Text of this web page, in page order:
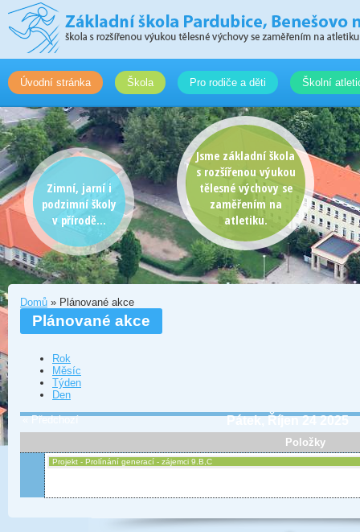
Úvodní stránka Škola Pro rodiče a děti Školní
Zimní, jarní i
podzimní školy
v přírodě...
Jsme základní škola
s rozšířenou výukou
tělesné výchovy se
zaměřením na
atletiku.
Domů » Plánované akce
Plánované akce
Rok
Měsíc
Týden
Den
« Předchozí Pátek, Říjen 24 2025
Položky
Projekt - Prolínání generací - zájemci 9.B,C